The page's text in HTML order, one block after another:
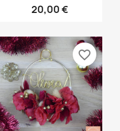
20,00 €
favorite_border